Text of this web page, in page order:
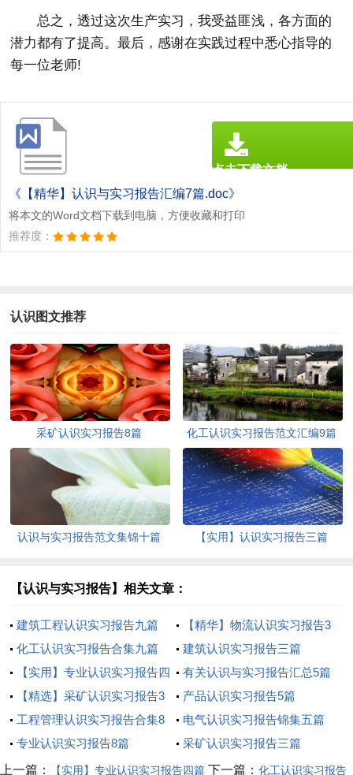
总之，透过这次生产实习，我受益匪浅，各方面的
潜力都有了提高。最后，感谢在实践过程中悉心指导的
每一位老师!
《【精华】认识与实习报告汇编7篇.doc》
将本文的Word文档下载到电脑，方便收藏和打印
推荐度：
点击下载文档
文档为doc格式
认识图文推荐
采矿认识实习报告8篇 化工认识实习报告范文汇编9篇
认识与实习报告范文集锦十篇 【实用】认识实习报告三篇
【认识与实习报告】相关文章：
建筑工程认识实习报告九篇
【精华】物流认识实习报告3
篇
化工认识实习报告合集九篇
建筑认识实习报告三篇
【实用】专业认识实习报告四
篇
有关认识与实习报告汇总5篇
【精选】采矿认识实习报告3
篇
产品认识实习报告5篇
工程管理认识实习报告合集8
篇
电气认识实习报告锦集五篇
专业认识实习报告8篇
采矿认识实习报告三篇
上一篇：
【实用】专业认识实习报告四篇 下一篇： 化工认识实习报告